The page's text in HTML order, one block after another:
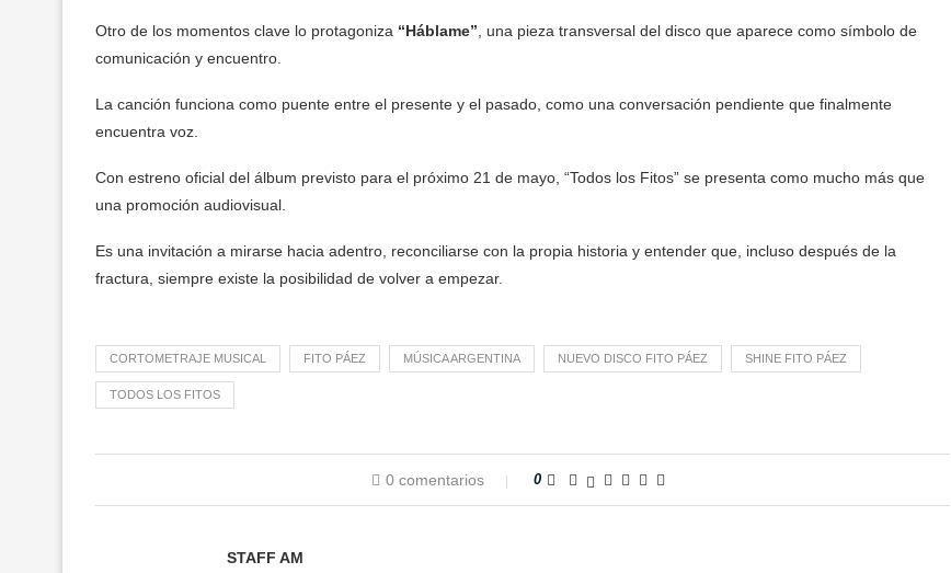
Otro de los momentos clave lo protagoniza “Háblame” , una pieza transversal del disco que aparece como símbolo de
comunicación y encuentro.
La canción funciona como puente entre el presente y el pasado, como una conversación pendiente que finalmente
encuentra voz.
Con estreno oficial del álbum previsto para el próximo 21 de mayo, “Todos los Fitos” se presenta como mucho más que
una promoción audiovisual.
Es una invitación a mirarse hacia adentro, reconciliarse con la propia historia y entender que, incluso después de la
fractura, siempre existe la posibilidad de volver a empezar.
CORTOMETRAJE MUSICAL FITO PÁEZ MÚSICA ARGENTINA NUEVO DISCO FITO PÁEZ SHINE FITO PÁEZ
TODOS LOS FITOS
0 comentarios 0
STAFF AM